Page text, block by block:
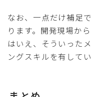
なお、一点だけ補足
ります。開発現場か
はいえ、そういった
ングスキルを有してい